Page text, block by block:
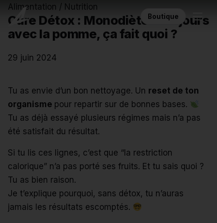
Boutique
Alimentation / Nutrition
Cure Détox : Monodiète de 3 jours
avec la pomme, ça fait quoi ?
29 juin 2024
Tu as envie d’un bon nettoyage. Un reset de ton
organisme pour repartir sur de bonnes bases.
Tu as déjà essayé plusieurs régimes mais n’a pas
été satisfait du résultat.
Si tu lis ces lignes, c’est que “la restriction
calorique” n’a pas porté ses fruits. Et tu sais quoi ?
Tu as bien raison.
Je t’explique pourquoi, sans détox, tu n’auras
jamais les résultats escomptés.